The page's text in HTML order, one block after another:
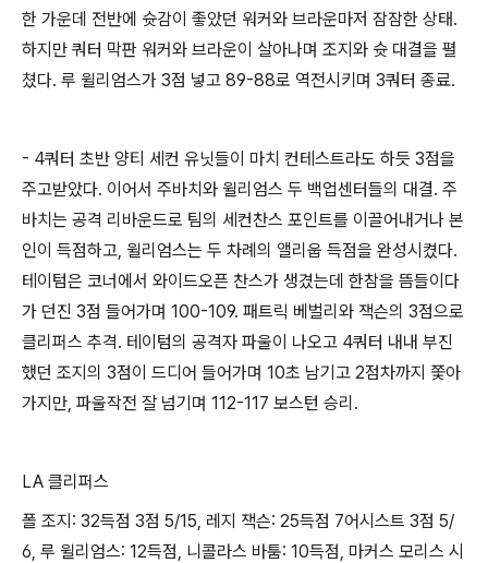
한 가운데 전반에 슛감이 좋았던 워커와 브라운마저 잠잠한 상태.
하지만 쿼터 막판 워커와 브라운이 살아나며 조지와 슛 대결을 펼
쳤다. 루 윌리엄스가 3점 넣고 89-88로 역전시키며 3쿼터 종료.
- 4쿼터 초반 양티 세컨 유닛들이 마치 컨테스트라도 하듯 3점을
주고받았다. 이어서 주바치와 윌리엄스 두 백업센터들의 대결. 주
바치는 공격 리바운드로 팀의 세컨찬스 포인트를 이끌어내거나 본
인이 득점하고, 윌리엄스는 두 차례의 앨리웁 득점을 완성시켰다.
테이텀은 코너에서 와이드오픈 찬스가 생겼는데 한참을 뜸들이다
가 던진 3점 들어가며 100-109. 패트릭 베벌리와 잭슨의 3점으로
클리퍼스 추격. 테이텀의 공격자 파울이 나오고 4쿼터 내내 부진
했던 조지의 3점이 드디어 들어가며 10초 남기고 2점차까지 쫓아
가지만, 파울작전 잘 넘기며 112-117 보스턴 승리.
LA 클리퍼스
폴 조지: 32득점 3점 5/15, 레지 잭슨: 25득점 7어시스트 3점 5/
6, 루 윌리엄스: 12득점, 니콜라스 바툼: 10득점, 마커스 모리스 시